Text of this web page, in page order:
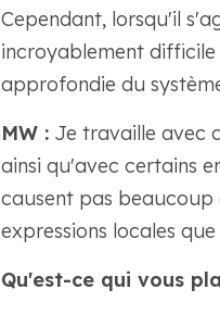
Cependant, lorsqu'il
incroyablement
approfondie du
MW :Je travaille avec
ainsi qu'avec certains
causent pas beaucoup
expressions locales
Qu'est-ce qui vous